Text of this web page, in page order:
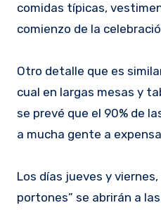
comidas típicas,
comienzo de la
Otro detalle que es
cual en largas mesas y
se prevé que el 90% de
a mucha gente a
Los días jueves y
portones” se abrirán a